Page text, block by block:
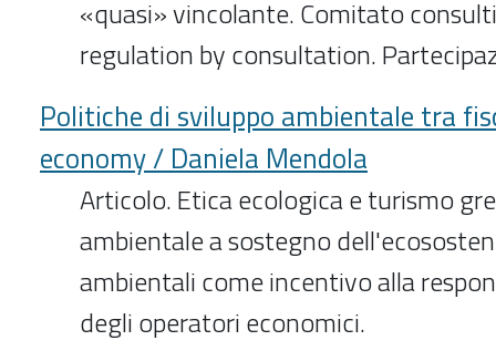
«quasi» vincolante. Comitato
regulation by consultation.
Politiche di sviluppo ambientale tra
economy / Daniela Mendola
Articolo. Etica ecologica e turismo
ambientale a sostegno
ambientali come incentivo alla
degli operatori economici.